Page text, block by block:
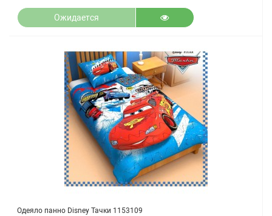
Ожидается
Одеяло панно Disney Тачки 1153109